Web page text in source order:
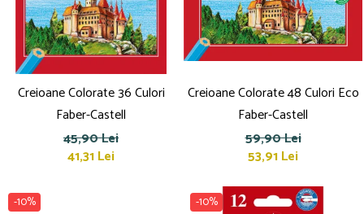
Culori în ulei
Pensule
Plastilină
Tempera și Guașe
Tăiere și lipire
Creioane Colorate 36 Culori
Faber-Castell
45,90 Lei
41,31 Lei
Creioane Colorate 48 Culori Eco
Faber-Castell
59,90 Lei
53,91 Lei
-10% -10%